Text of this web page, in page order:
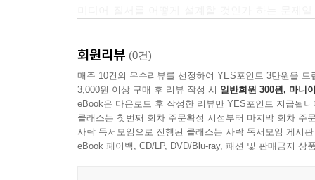
가치가 여전히 신뢰와 검증에 있음을 분명히 한
조건을 사유하게 한다.
사회적 역작용과 민주주의의 조건
5장과 7장은 AI가 초래할 수 있는 사회경제적
- 안정상 (중앙대학교 겸임교수, 한국OTT포럼 회장)
『AI와 미디어』는 단순한 기술 해설서나 산업 보
의미를 지닌다. 빠르게 변화하는 현실 속에서 방
마중물이 될 것이다. 이 책이 던지는 통찰이 독
추천한다.?
- 이원태 (국민대학교 특임교수, 국가 AI전략위원회
회원리뷰 (0건)
매주 10건의 우수리뷰를 선정하여 YES포인트 3만원을 드
3,000원 이상 구매 후 리뷰 작성 시 일반회원 300원, 마니
eBook은 다운로드 후 작성한 리뷰만 YES포인트 지급됩니
클래스는 첫번째 회차 주문확정 시점부터 마지막 회차 주
사락 독서모임으로 진행된 클래스는 사락 독서모임 게시
eBook 페이백, CD/LP, DVD/Blu-ray, 패션 및 판매금지 상